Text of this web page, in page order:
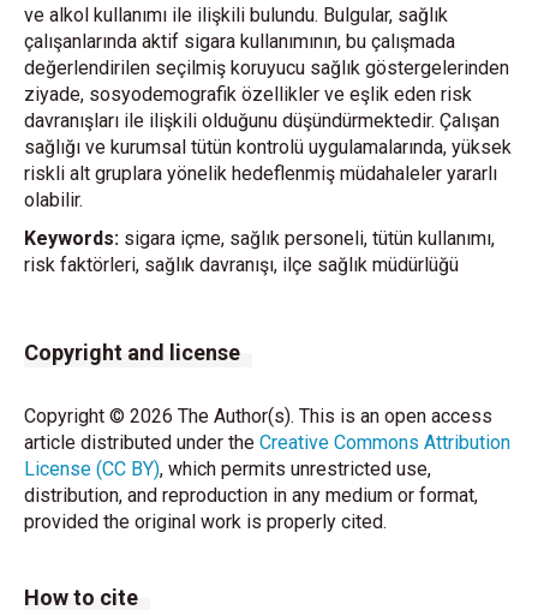
ve alkol kullanımı ile ilişkili bulundu. Bulgular, sağlık
çalışanlarında aktif sigara kullanımının, bu çalışmada
değerlendirilen seçilmiş koruyucu sağlık göstergelerinden
ziyade, sosyodemografik özellikler ve eşlik eden risk
davranışları ile ilişkili olduğunu düşündürmektedir. Çalışan
sağlığı ve kurumsal tütün kontrolü uygulamalarında, yüksek
riskli alt gruplara yönelik hedeflenmiş müdahaleler yararlı
olabilir.
Keywords: sigara içme, sağlık personeli, tütün kullanımı,
risk faktörleri, sağlık davranışı, ilçe sağlık müdürlüğü
Copyright and license
Copyright © 2026 The Author(s). This is an open access
article distributed under the Creative Commons Attribution
License (CC BY), which permits unrestricted use,
distribution, and reproduction in any medium or format,
provided the original work is properly cited.
How to cite